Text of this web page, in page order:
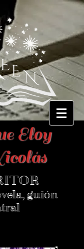
Eloy
guión